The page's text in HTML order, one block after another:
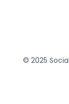
© 2025